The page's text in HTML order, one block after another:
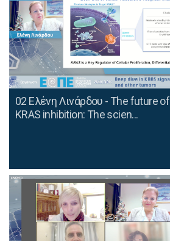
02 Ελένη Λινάρδου - The future of
KRAS inhibition: The scien...